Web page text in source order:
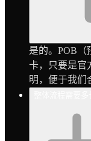
是的。POB（
卡，只要是官
明，便于我们